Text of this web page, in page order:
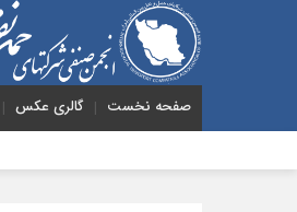
صفحه نخست گالری عکس